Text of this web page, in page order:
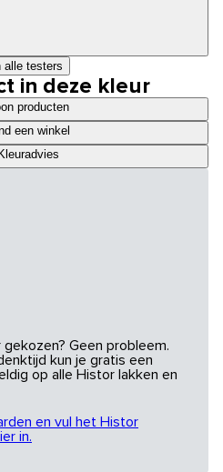
alle testers
in deze kleur
producten
een winkel
Kleuradvies
Geen probleem.
kun je gratis een
op alle Histor lakken en
en vul het Histor
in.